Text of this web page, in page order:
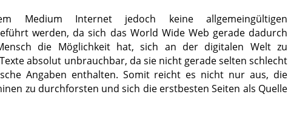
Medium Internet jedoch keine allgemeingültigen
werden, da sich das World Wide Web gerade dadurch
die Möglichkeit hat, sich an der digitalen Welt zu
absolut unbrauchbar, da sie nicht gerade selten schlecht
Angaben enthalten. Somit reicht es nicht nur aus, die
zu durchforsten und sich die erstbesten Seiten als Quelle